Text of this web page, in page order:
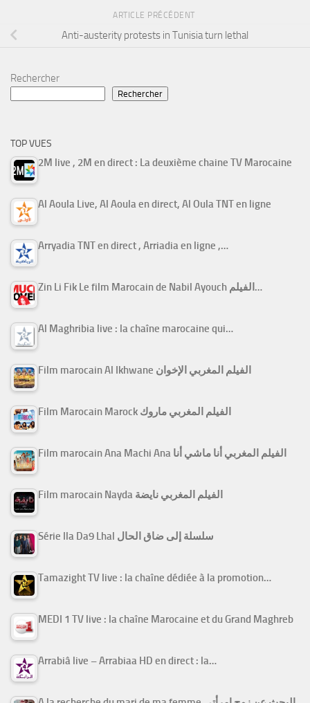
ARTICLE PRÉCÉDENT
Anti-austerity protests in Tunisia turn lethal
Rechercher
Rechercher
TOP VUES
2M live , 2M en direct : La deuxième chaine TV Marocaine
Al Aoula Live, Al Aoula en direct, Al Oula TNT en ligne
Arryadia TNT en direct , Arriadia en ligne ,…
Zin Li Fik Le film Marocain de Nabil Ayouch الفيلم…
Al Maghribia live : la chaîne marocaine qui…
Film marocain Al Ikhwane الفيلم المغربي الإخوان
Film Marocain Marock الفيلم المغربي ماروك
Film marocain Ana Machi Ana الفيلم المغربي أنا ماشي أنا
Film marocain Nayda الفيلم المغربي نايضة
Série Ila Da9 Lhal سلسلة إلى ضاق الحال
Tamazight TV live : la chaîne dédiée à la promotion…
MEDI 1 TV live : la chaîne Marocaine et du Grand Maghreb
Arrabiâ live – Arrabiaa HD en direct : la…